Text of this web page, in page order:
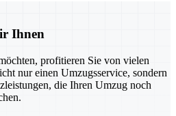
Ihnen
profitieren Sie von vielen
nur einen Umzugsservice, sondern
die Ihren Umzug noch